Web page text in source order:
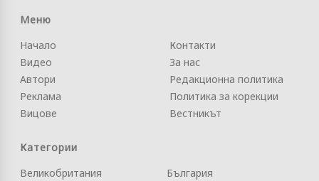
Меню
Начало
Видео
Автори
Реклама
Вицове
Контакти
За нас
Редакционна политика
Политика за корекции
Вестникът
Категории
Великобритания
България